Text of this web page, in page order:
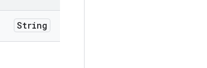
String